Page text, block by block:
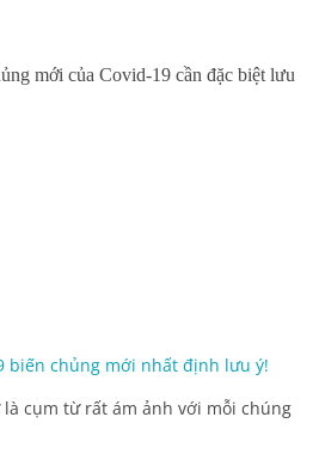
biến chủng mới nhất định lưu ý!
là cụm từ rất ám ảnh với mỗi chúng